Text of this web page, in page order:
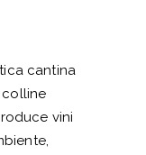
cantina
colline
vini